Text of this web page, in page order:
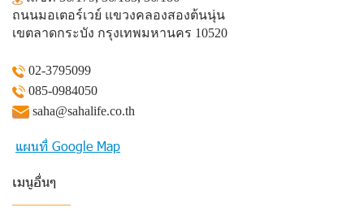
ถนนมอเตอร์เวย์ แขวงคลองสองต้นนุ่น
เขตลาดกระบัง กรุงเทพมหานคร 10520
02-3795099
085-0984050
saha@sahalife.co.th
แผนที่ Google Map
เมนูอื่นๆ